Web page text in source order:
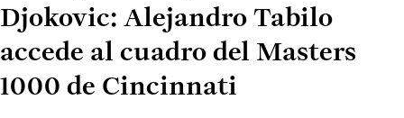
Djokovic: Alejandro Tabilo
accede al cuadro del Masters
1000 de Cincinnati